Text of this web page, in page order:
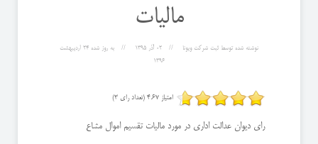
مالیات
نوشته شده توسط ثبت شرکت ویونا 02 آذر 1395 به روز شده
24 ارديبهشت
1396
امتیاز 4.67 (تعداد رای 3)
رای دیوان عدالت اداری در مورد مالیات تقسیم اموال مشاع